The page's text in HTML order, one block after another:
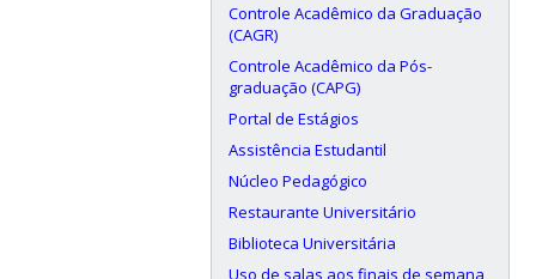
Controle Acadêmico da Graduação
(CAGR)
Controle Acadêmico da Pós-
graduação (CAPG)
Portal de Estágios
Assistência Estudantil
Núcleo Pedagógico
Restaurante Universitário
Biblioteca Universitária
Uso de salas aos finais de semana